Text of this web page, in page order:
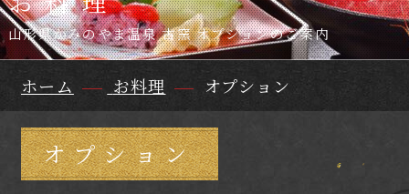
山形県かみのやま温泉 古窯 オプションのご案内
ホーム お料理 オプション
オプション